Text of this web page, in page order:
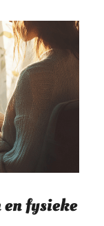
fysieke